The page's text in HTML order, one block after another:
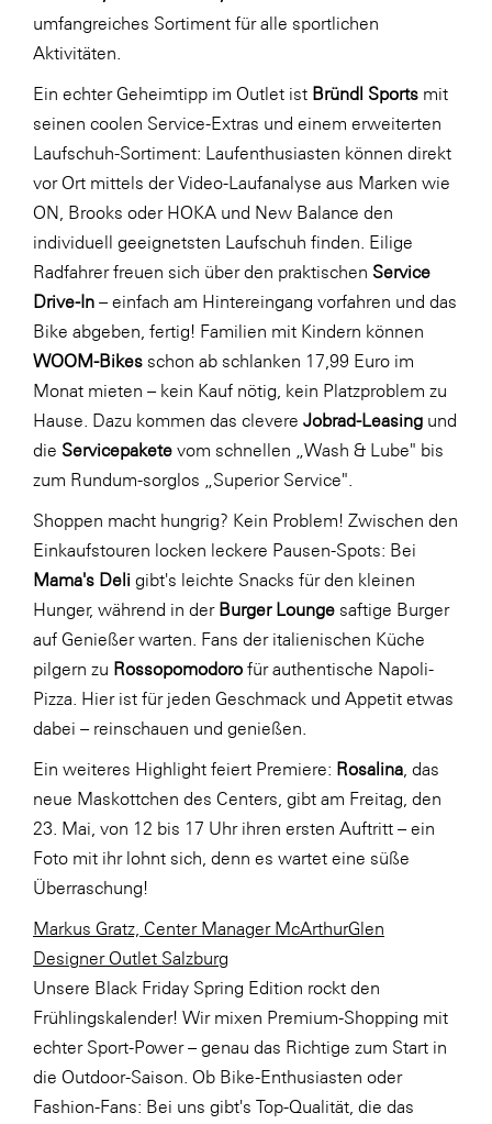
umfangreiches Sortiment für alle sportlichen
Aktivitäten.
Ein echter Geheimtipp im Outlet ist Bründl Sports mit
seinen coolen Service-Extras und einem erweiterten
Laufschuh-Sortiment: Laufenthusiasten können direkt
vor Ort mittels der Video-Laufanalyse aus Marken wie
ON, Brooks oder HOKA und New Balance den
individuell geeignetsten Laufschuh finden. Eilige
Radfahrer freuen sich über den praktischen Service
Drive-In – einfach am Hintereingang vorfahren und das
Bike abgeben, fertig! Familien mit Kindern können
WOOM-Bikes schon ab schlanken 17,99 Euro im
Monat mieten – kein Kauf nötig, kein Platzproblem zu
Hause. Dazu kommen das clevere Jobrad-Leasing und
die Servicepakete vom schnellen „Wash & Lube" bis
zum Rundum-sorglos „Superior Service".
Shoppen macht hungrig? Kein Problem! Zwischen den
Einkaufstouren locken leckere Pausen-Spots: Bei
Mama's Deli gibt's leichte Snacks für den kleinen
Hunger, während in der Burger Lounge saftige Burger
auf Genießer warten. Fans der italienischen Küche
pilgern zu Rossopomodoro für authentische Napoli-
Pizza. Hier ist für jeden Geschmack und Appetit etwas
dabei – reinschauen und genießen.
Ein weiteres Highlight feiert Premiere: Rosalina , das
neue Maskottchen des Centers, gibt am Freitag, den
23. Mai, von 12 bis 17 Uhr ihren ersten Auftritt – ein
Foto mit ihr lohnt sich, denn es wartet eine süße
Überraschung!
Markus Gratz, Center Manager McArthurGlen
Designer Outlet Salzburg
Unsere Black Friday Spring Edition rockt den
Frühlingskalender! Wir mixen Premium-Shopping mit
echter Sport-Power – genau das Richtige zum Start in
die Outdoor-Saison. Ob Bike-Enthusiasten oder
Fashion-Fans: Bei uns gibt's Top-Qualität, die das